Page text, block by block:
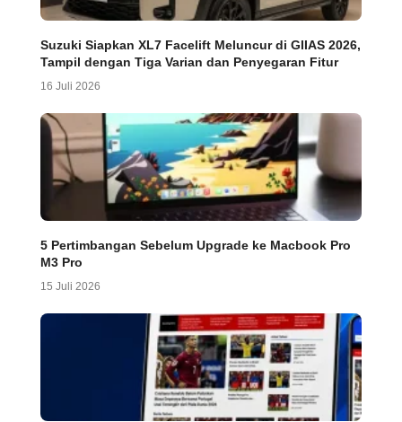
Suzuki Siapkan XL7 Facelift Meluncur di GIIAS 2026,
Tampil dengan Tiga Varian dan Penyegaran Fitur
16 Juli 2026
5 Pertimbangan Sebelum Upgrade ke Macbook Pro
M3 Pro
15 Juli 2026